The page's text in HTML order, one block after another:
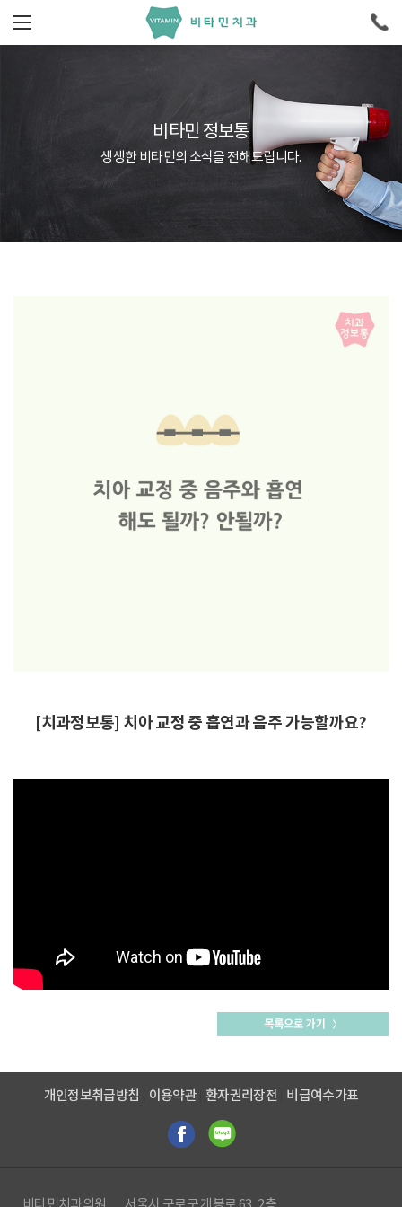
비타민 정보통
생생한 비타민의 소식을 전해드립니다.
[치과정보통] 치아 교정 중 흡연과 음주 가능할까요?
개인정보취급방침 이용약관 환자권리장전 비급여수가표